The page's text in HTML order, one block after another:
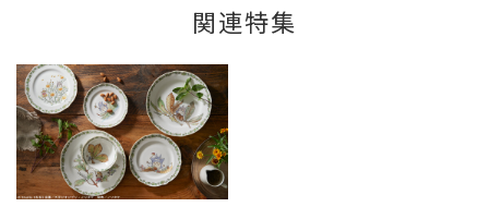
関連特集